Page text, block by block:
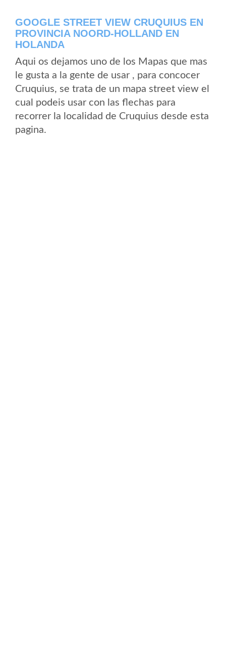
GOOGLE STREET VIEW CRUQUIUS EN
PROVINCIA NOORD-HOLLAND EN
HOLANDA
Aqui os dejamos uno de los Mapas que mas
le gusta a la gente de usar , para concocer
Cruquius, se trata de un mapa street view el
cual podeis usar con las flechas para
recorrer la localidad de Cruquius desde esta
pagina.